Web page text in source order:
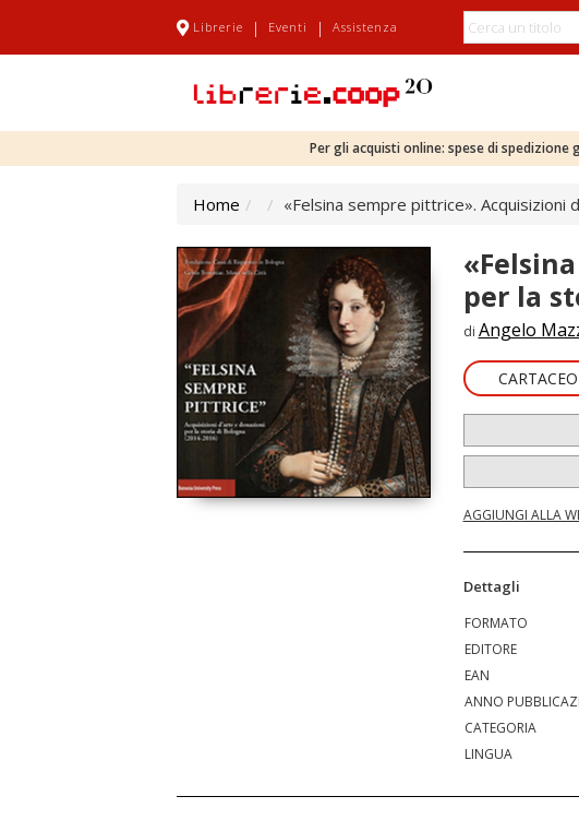
Librerie | Eventi | Assistenza
Per gli acquisti online: spese di
Home «Felsina sempre pittrice».
per la
di Angelo
CARTACEO
AGGIUNGI ALLA
Dettagli
FORMATO
EDITORE
EAN
ANNO
CATEGORIA
LINGUA